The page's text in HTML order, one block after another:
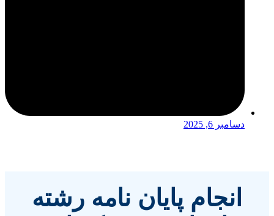
دسامبر 6, 2025
انجام پایان نامه رشته